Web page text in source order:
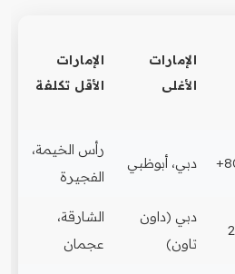
الإمارات
الأغلى
الإمارات
الأقل تكلفة
دبي، أبوظبي
رأس الخيمة،
الفجيرة
دبي (داون
تاون)
الشارقة،
عجمان